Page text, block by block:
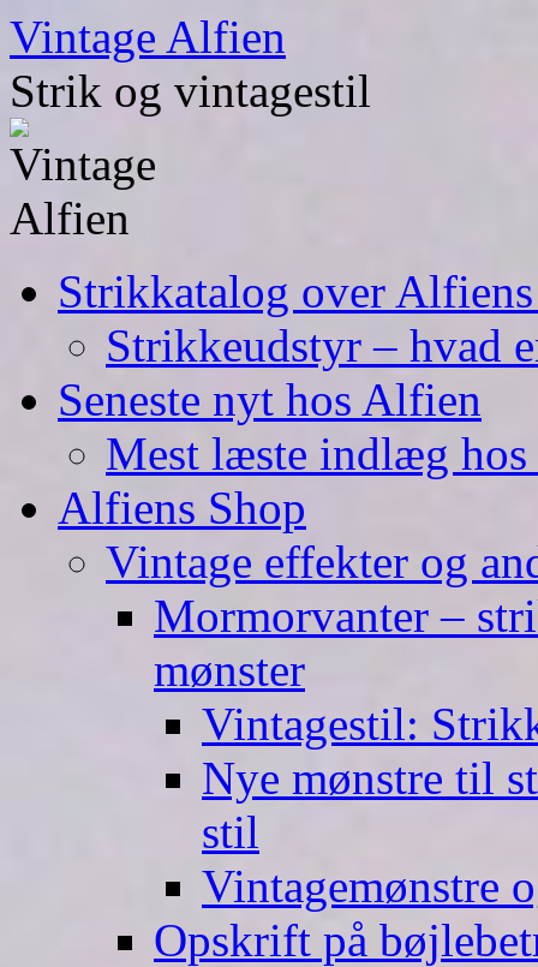
Skip
to
content
Vintage Alfien
Strik og vintagestil
Strikkatalog over
Strikkeudstyr – hvad
Seneste nyt hos Alfien
Mest læste indlæg
Alfiens Shop
Vintage effekter og
Mormorvanter –
mønster
Vintagestil:
Nye mønstre til
stil
Vintagemønstre
Opskrift på